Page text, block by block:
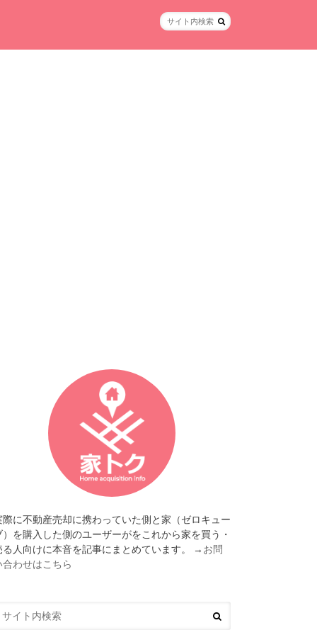
際に不動産売却に携わっていた側と家（ゼロキュー
）を購入した側のユーザーがをこれから家を買う・
る人向けに本音を記事にまとめています。 → お問
合わせはこちら